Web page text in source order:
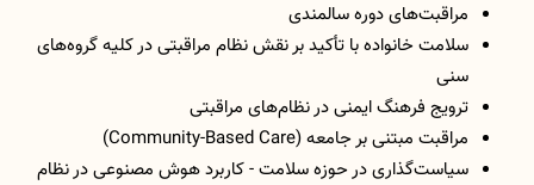
مراقبت‌های دوره سالمندی
سلامت خانواده با تأکید بر نقش نظام مراقبتی در کلیه گروه‌های
سنی
ترویج فرهنگ ایمنی در نظام‌های مراقبتی
مراقبت مبتنی بر جامعه (Community-Based Care)
سیاست‌گذاری در حوزه سلامت - کاربرد هوش مصنوعی در نظام‌